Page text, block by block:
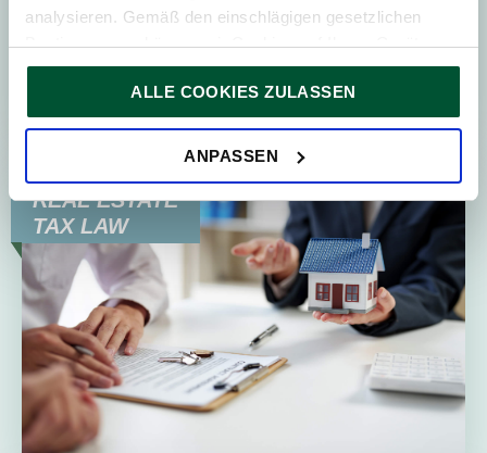
analysieren. Gemäß den einschlägigen gesetzlichen
Bestimmungen können wir Cookies auf Ihrem Gerät
speichern, wenn diese für den Betrieb unserer Website
unbedingt notwendig sind. Für alle anderen Cookie-Typen
ersuchen wir um Ihre Einwilligung.
Sie können Ihre Einwilligung jederzeit in der
ALLE COOKIES ZULASSEN
ANPASSEN
REAL ESTATE
TAX LAW